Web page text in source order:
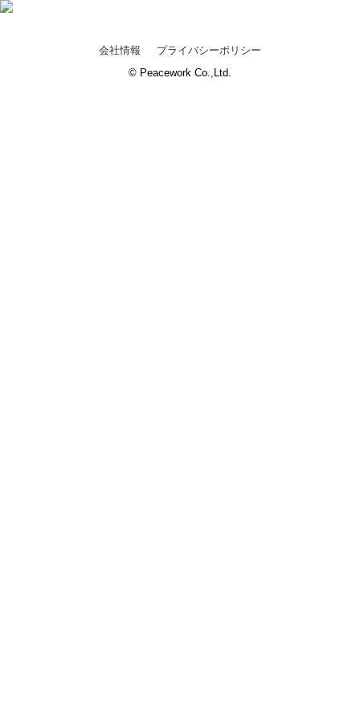
会社情報
プライバシーポリシー
© Peacework Co.,Ltd.